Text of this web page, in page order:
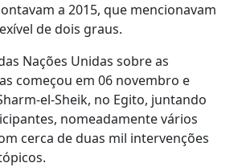
a 2015, que mencionavam
de dois graus.
Nações Unidas sobre as
começou em 06 novembro e
el-Sheik, no Egito, juntando
nomeadamente vários
cerca de duas mil intervenções